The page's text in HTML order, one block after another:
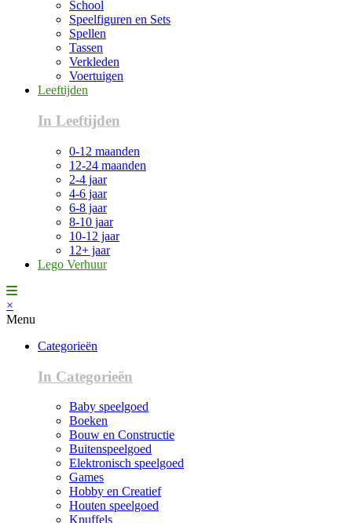
School
Speelfiguren en Sets
Spellen
Tassen
Verkleden
Voertuigen
Leeftijden
In Leeftijden
0-12 maanden
12-24 maanden
2-4 jaar
4-6 jaar
6-8 jaar
8-10 jaar
10-12 jaar
12+ jaar
Lego Verhuur
×
Menu
Categorieën
In Categorieën
Baby speelgoed
Boeken
Bouw en Constructie
Buitenspeelgoed
Elektronisch speelgoed
Games
Hobby en Creatief
Houten speelgoed
Knuffels